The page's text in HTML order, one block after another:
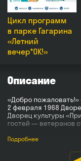
Цикл программ
в парке Гагарина
«Летний
вечер*ОК!»
Описание
«Добро
2 февраля 1968
Дворец культуры
гостей — ветеранов
Строительство клуба
разработанном
Подробнее